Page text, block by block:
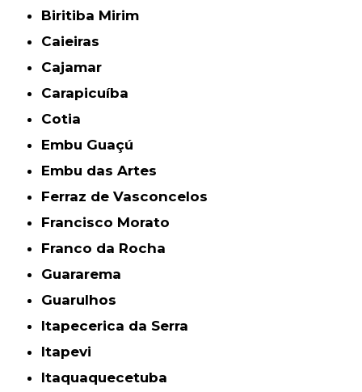
Biritiba Mirim
Caieiras
Cajamar
Carapicuíba
Cotia
Embu Guaçú
Embu das Artes
Ferraz de Vasconcelos
Francisco Morato
Franco da Rocha
Guararema
Guarulhos
Itapecerica da Serra
Itapevi
Itaquaquecetuba